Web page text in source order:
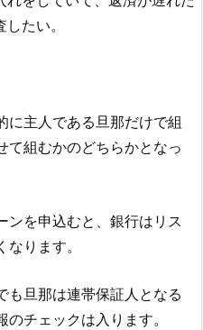
たい。
に主人である旦那だけで組
て組むかのどちらかとなっ
ンを申込むと、銀行はリス
ります。
も旦那は連帯保証人となる
チェックは入ります。